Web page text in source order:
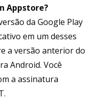
Appstore?
da Google Play
em um desses
a versão anterior do
Android. Você
a assinatura